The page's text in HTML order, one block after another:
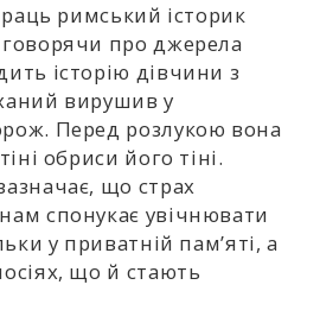
римський історик
про джерела
історію дівчини з
вирушив у
Перед розлукою вона
обриси його тіні.
що страх
спонукає увічнювати
у приватній пам’яті, а
що й стають